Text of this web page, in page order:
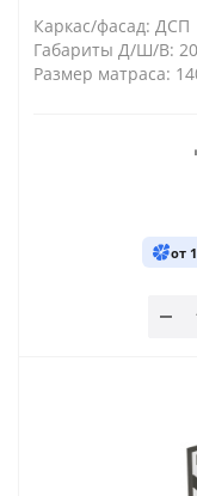
Каркас/фасад: ДСП
Габариты Д/Ш/В:
Размер матраса:
от